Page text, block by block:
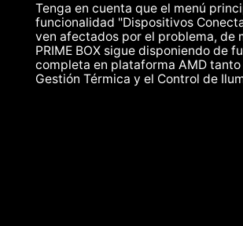
Tenga en cuenta que el menú
funcionalidad "Dispositivos
ven afectados por el problema, de
PRIME BOX sigue disponiendo de
completa en plataforma AMD tanto
Gestión Térmica y el Control de